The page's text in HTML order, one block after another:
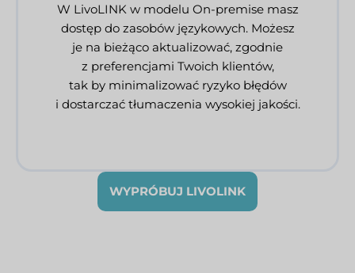
W LivoLINK w modelu On-premise masz
dostęp do zasobów językowych. Możesz
je na bieżąco aktualizować, zgodnie
z preferencjami Twoich klientów,
tak by minimalizować ryzyko błędów
i dostarczać tłumaczenia wysokiej jakości.
WYPRÓBUJ LIVOLINK